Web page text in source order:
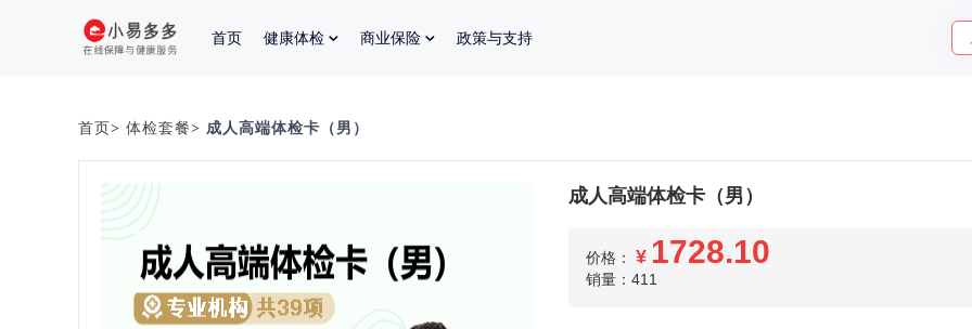
首页 健康体检 商业保险 政策与支持
首页> 体检套餐> 成人高端体检卡（男）
成人高端体检卡（男）
价格： ¥ 1728.10
销量：411